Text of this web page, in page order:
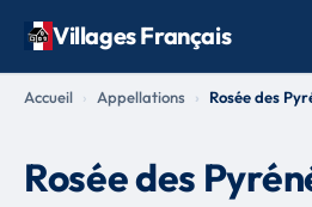
Villages Français
Accueil Appellations Rosée des
Rosée des